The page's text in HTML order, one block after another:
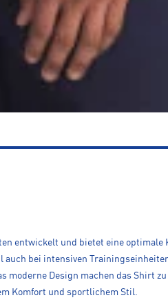
entwickelt und bietet eine
bei intensiven
Design machen das Shirt
Komfort und sportlichem Stil.